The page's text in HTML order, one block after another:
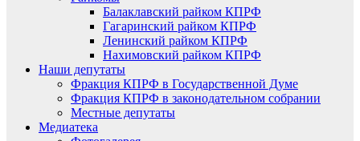
Балаклавский райком КПРФ
Гагаринский райком КПРФ
Ленинский райком КПРФ
Нахимовский райком КПРФ
Наши депутаты
Фракция КПРФ в Государственной Думе
Фракция КПРФ в законодательном собрании
Местные депутаты
Медиатека